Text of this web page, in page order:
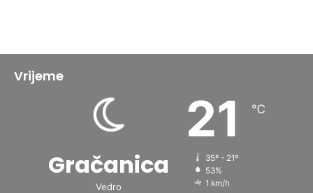
Vrijeme
Gračanica
Vedro
21 ℃
35º - 21º
53%
1 km/h